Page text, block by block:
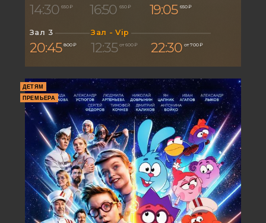
14:30 650 ₽ 16:50 650 ₽ 19:05 650 ₽
Зал 3
20:45 800 ₽
Зал - Vip
12:35 от 600 ₽ 22:30 от 700 ₽
ДЕТЯМ
ПРЕМЬЕРА